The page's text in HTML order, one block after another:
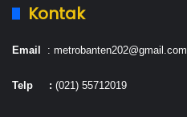
Kontak
Email : metrobanten202@gmail.com
Telp : (021) 55712019